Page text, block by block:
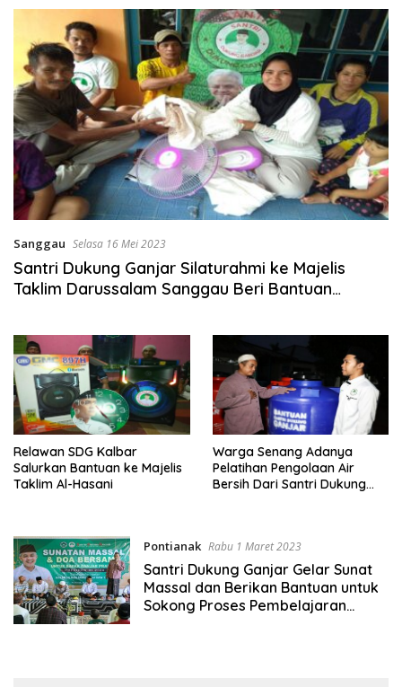
Sanggau Selasa 16 Mei 2023
Santri Dukung Ganjar Silaturahmi ke Majelis
Taklim Darussalam Sanggau Beri Bantuan
Relawan SDG Kalbar
Salurkan Bantuan ke Majelis
Taklim Al-Hasani
Warga Senang Adanya
Pelatihan Pengolaan Air
Bersih Dari Santri Dukung
Pontianak Rabu 1 Maret 2023
Santri Dukung Ganjar Gelar Sunat
Massal dan Berikan Bantuan untuk
Sokong Proses Pembelajaran